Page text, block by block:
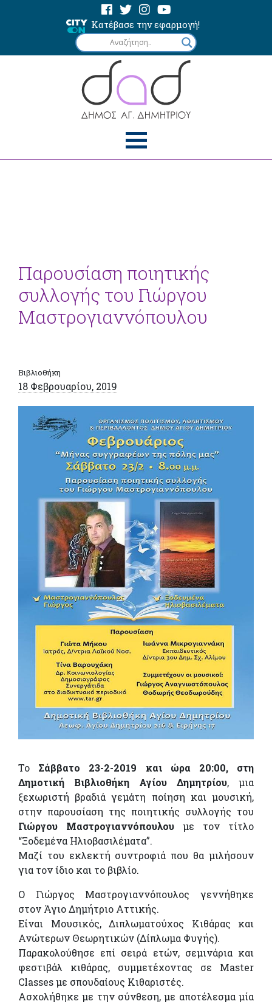
Κατέβασε την εφαρμογή!
Παρουσίαση ποιητικής
συλλογής του Γιώργου
Μαστρογιαννόπουλου
Βιβλιοθήκη
18 Φεβρουαρίου, 2019
Το Σάββατο 23-2-2019 και ώρα 20:00, στη
Δημοτική Βιβλιοθήκη Αγίου Δημητρίου, μια
ξεχωριστή βραδιά γεμάτη ποίηση και μουσική,
στην παρουσίαση της ποιητικής συλλογής του
Γιώργου Μαστρογιαννόπουλου με τον τίτλο
“Ξοδεμένα Ηλιοβασιλέματα”.
Μαζί του εκλεκτή συντροφιά που θα μιλήσουν
για τον ίδιο και το βιβλίο.
Ο Γιώργος Μαστρογιαννόπουλος γεννήθηκε
στον Άγιο Δημήτριο Αττικής.
Είναι Μουσικός, Διπλωματούχος Κιθάρας και
Ανώτερων Θεωρητικών (Δίπλωμα Φυγής).
Παρακολούθησε επί σειρά ετών, σεμινάρια και
φεστιβάλ κιθάρας, συμμετέχοντας σε Master
Classes με σπουδαίους Κιθαριστές.
Ασχολήθηκε με την σύνθεση, με αποτέλεσμα μία